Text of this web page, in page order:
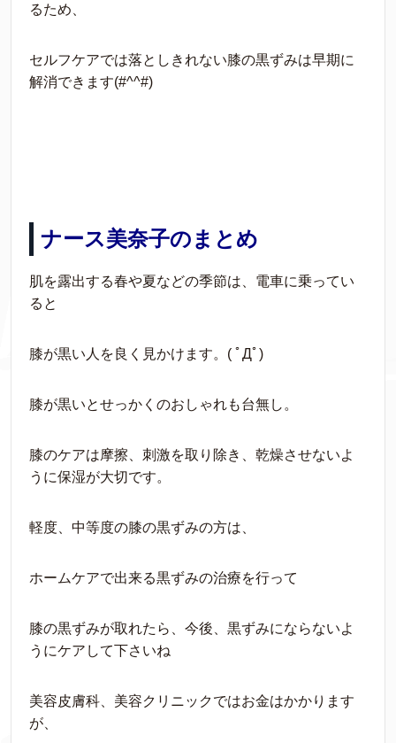
るため、
セルフケアでは落としきれない膝の黒ずみは早期に
解消できます(#^^#)
ナース美奈子のまとめ
肌を露出する春や夏などの季節は、電車に乗ってい
ると
膝が黒い人を良く見かけます。( ﾟДﾟ)
膝が黒いとせっかくのおしゃれも台無し。
膝のケアは摩擦、刺激を取り除き、乾燥させないよ
うに保湿が大切です。
軽度、中等度の膝の黒ずみの方は、
ホームケアで出来る黒ずみの治療を行って
膝の黒ずみが取れたら、今後、黒ずみにならないよ
うにケアして下さいね
美容皮膚科、美容クリニックではお金はかかります
が、